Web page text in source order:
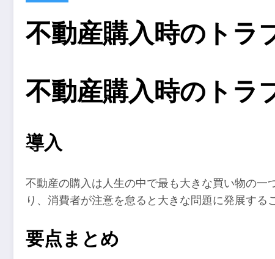
不動産購入時のトラ
不動産購入時のトラ
導入
不動産の購入は人生の中で最も大きな買い物の
り、消費者が注意を怠ると大きな問題に発展す
要点まとめ